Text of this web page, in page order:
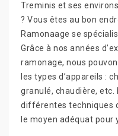
Treminis et ses
? Vous êtes au bon
Ramonaage se
Grâce à nos années
ramonage, nous
les types d’appareils :
granulé, chaudière,
différentes techniques
le moyen adéquat pour